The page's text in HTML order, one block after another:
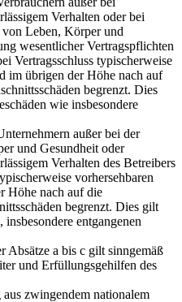
Verhalten oder bei
von Leben, Körper und
wesentlicher Vertragspflichten
Vertragsschluss typischerweise
im übrigen der Höhe nach auf
begrenzt. Dies
wie insbesondere
außer bei der
und Gesundheit oder
Verhalten des Betreibers
vorhersehbaren
Höhe nach auf die
begrenzt. Dies gilt
entgangenen
Absätze a bis c gilt sinngemäß
und Erfüllungsgehilfen des
zwingendem nationalem